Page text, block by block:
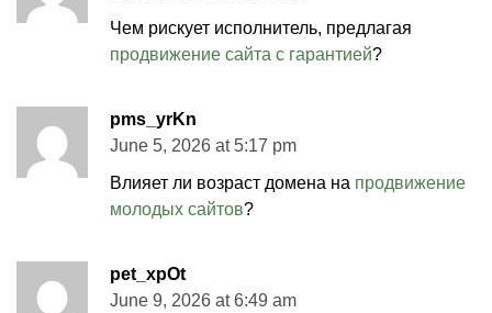
Чем рискует исполнитель, предлагая
продвижение сайта с гарантией?
pms_yrKn
June 5, 2026 at 5:17 pm
Влияет ли возраст домена на продвижение
молодых сайтов?
pet_xpOt
June 9, 2026 at 6:49 am